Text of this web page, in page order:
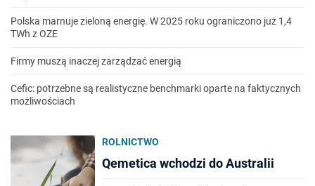
Polska marnuje zieloną energię. W 2025 roku ograniczono już 1,4
TWh z OZE
Firmy muszą inaczej zarządzać energią
Cefic: potrzebne są realistyczne benchmarki oparte na faktycznych
możliwościach
ROLNICTWO
Qemetica wchodzi do Australii